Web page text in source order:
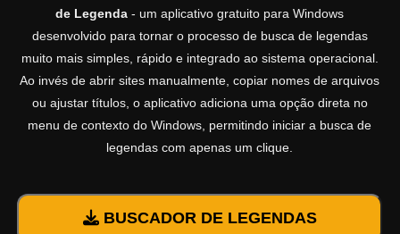
de Legenda - um aplicativo gratuito para Windows
desenvolvido para tornar o processo de busca de legendas
muito mais simples, rápido e integrado ao sistema operacional.
Ao invés de abrir sites manualmente, copiar nomes de arquivos
ou ajustar títulos, o aplicativo adiciona uma opção direta no
menu de contexto do Windows, permitindo iniciar a busca de
legendas com apenas um clique.
BUSCADOR DE LEGENDAS